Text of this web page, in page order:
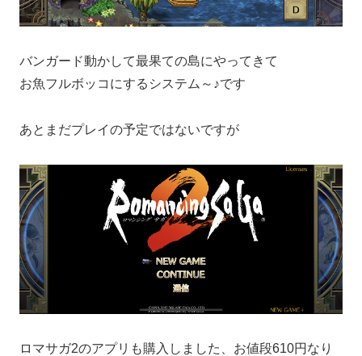
バンガード動かして最果ての島にやってきて
お魚フルボッコにするシステム～♪です
あとまだプレイの予定ではないですが
ロマサガ2のアプリも購入しました、お値段610円なり